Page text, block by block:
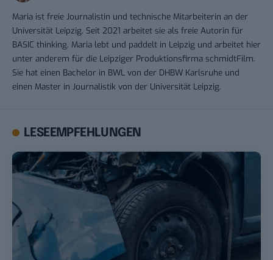
Maria ist freie Journalistin und technische Mitarbeiterin an der
Universität Leipzig. Seit 2021 arbeitet sie als freie Autorin für
BASIC thinking. Maria lebt und paddelt in Leipzig und arbeitet hier
unter anderem für die Leipziger Produktionsfirma schmidtFilm.
Sie hat einen Bachelor in BWL von der DHBW Karlsruhe und
einen Master in Journalistik von der Universität Leipzig.
LESEEMPFEHLUNGEN